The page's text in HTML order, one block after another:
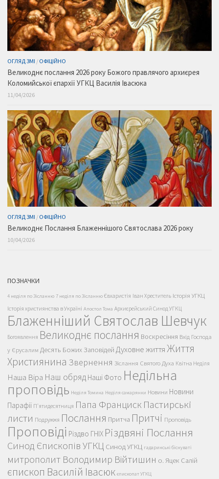
ОГЛЯД ЗМІ / ОФІЦІЙНО
Великоднє послання 2026 року Божого правлячого архиєрея
Коломийської єпархії УГКЦ Василія Івасюка
11/04/2026
ОГЛЯД ЗМІ / ОФІЦІЙНО
Великоднє Послання Блаженнішого Святослава 2026 року
10/04/2026
ПОЗНАЧКИ
4 неділя по Зісланню 7 неділя по Зісланню Євхаристія Іван Хреститель Історія УГКЦ
Історія християнства в Україні Апостол Тома Архиєрейський Синод УГКЦ
Блаженніший Святослав Шевчук
Богоявлення Великоднє послання Воскресіння Вхід Господа
у Єрусалим Десять Божих Заповідей Духовне життяЖиття
Християнина Звернення Зіслання Святого Духа Квітна Неділя
Наша Віра Наш обряд Наші Фото Недільна
проповідь Неділя Томина Неділя самарянки Новини Новини
Парафії П'ятидесятниця Папа Франциск Пастирські
листи Подружжя Послання Притча Притчі Проповідь
Проповіді Різдво ГНІХ Різдвяні Послання
Синод Єпископів УГКЦ Синод УГКЦ гадаринські біснуваті
митрополит Володимир Війтишин о. Яцек Салій
єпископ Василій Івасюк єпископат УГКЦ